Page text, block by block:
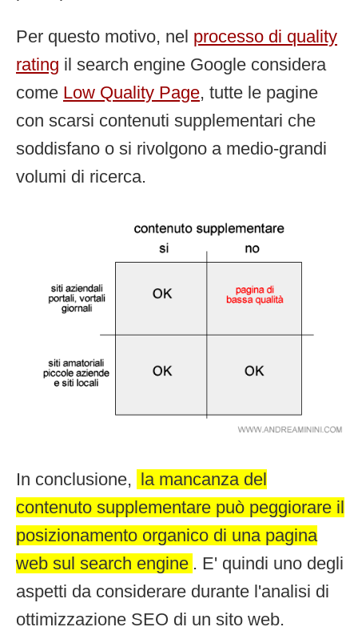
Per questo motivo, nel processo di quality
rating il search engine Google considera
come Low Quality Page, tutte le pagine
con scarsi contenuti supplementari che
soddisfano o si rivolgono a medio-grandi
volumi di ricerca.
In conclusione,
la mancanza del
contenuto supplementare può peggiorare il
posizionamento organico di una pagina
web sul search engine . E' quindi uno degli
aspetti da considerare durante l'analisi di
ottimizzazione SEO di un sito web.